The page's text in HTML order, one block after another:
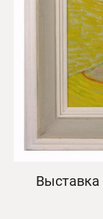
Выставка